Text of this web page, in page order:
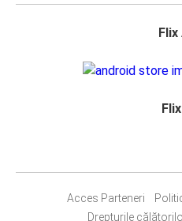
Flix
Acces Parteneri
Drepturile